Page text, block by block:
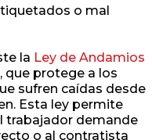
o mal
la Ley de Andamios
, que protege a los
sufren caídas desde
Esta ley permite
trabajador demande
o al contratista